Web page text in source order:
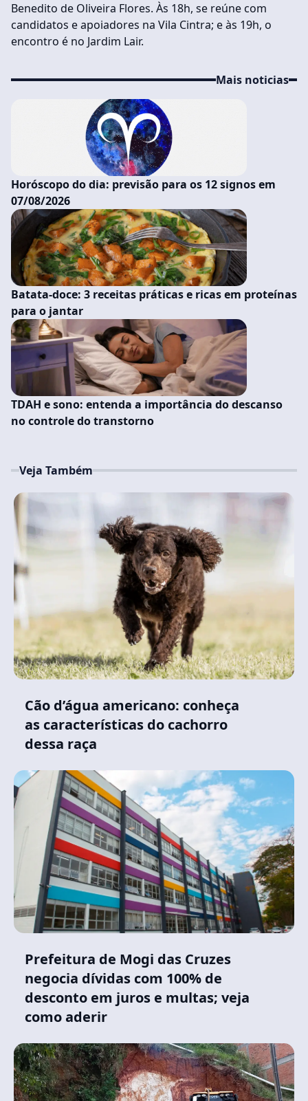
Benedito de Oliveira Flores. Às 18h, se reúne com
candidatos e apoiadores na Vila Cintra; e às 19h, o
encontro é no Jardim Lair.
Mais noticias
Horóscopo do dia: previsão para os 12 signos em
07/08/2026
Batata-doce: 3 receitas práticas e ricas em proteínas
para o jantar
TDAH e sono: entenda a importância do descanso
no controle do transtorno
Veja Também
Cão d’água americano: conheça
as características do cachorro
dessa raça
Prefeitura de Mogi das Cruzes
negocia dívidas com 100% de
desconto em juros e multas; veja
como aderir